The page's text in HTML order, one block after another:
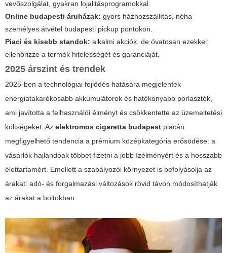
vevőszolgálat, gyakran lojalitásprogramokkal.
Online budapesti áruházak: gyors házhozszállítás, néha
személyes átvétel budapesti pickup pontokon.
Piaci és kisebb standok: alkalmi akciók, de óvatosan ezekkel:
ellenőrizze a termék hitelességét és garanciáját.
2025 árszint és trendek
2025-ben a technológiai fejlődés hatására megjelentek
energiatakarékosabb akkumulátorok és hatékonyabb porlasztók,
ami javította a felhasználói élményt és csökkentette az üzemeltetési
költségeket. Az elektromos cigaretta budapest piacán
megfigyelhető tendencia a prémium középkategória erősödése: a
vásárlók hajlandóak többet fizetni a jobb ízélményért és a hosszabb
élettartamért. Emellett a szabályozói környezet is befolyásolja az
árakat: adó- és forgalmazási változások rövid távon módosíthatják
az árakat a boltokban.